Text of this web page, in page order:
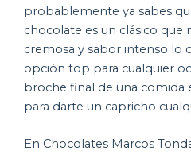
probablemente ya sabes
chocolate es un clásico que
cremosa y sabor intenso lo
opción top para cualquier
broche final de una comida
para darte un capricho
En Chocolates Marcos